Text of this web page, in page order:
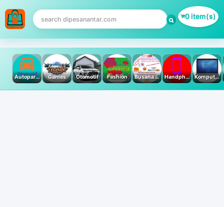
0 item(s)
Autoparts Games Otomotif Fashion Busana Muslim Handphone & Tablet Komputer PC & Laptop